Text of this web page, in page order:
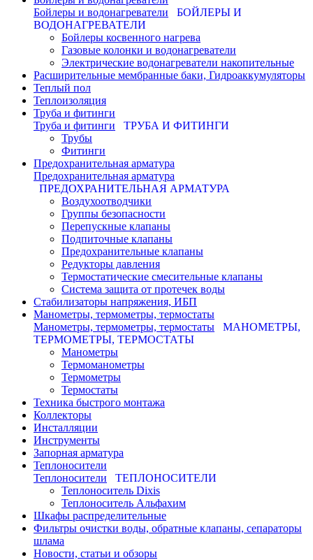
Бойлеры и водонагреватели
БОЙЛЕРЫ И
ВОДОНАГРЕВАТЕЛИ
Бойлеры косвенного нагрева
Газовые колонки и водонагреватели
Электрические водонагреватели накопительные
Расширительные мембранные баки, Гидроаккумуляторы
Теплый пол
Теплоизоляция
Труба и фитинги
Труба и фитинги
ТРУБА И ФИТИНГИ
Трубы
Фитинги
Предохранительная арматура
Предохранительная арматура
ПРЕДОХРАНИТЕЛЬНАЯ АРМАТУРА
Воздухоотводчики
Группы безопасности
Перепускные клапаны
Подпиточные клапаны
Предохранительные клапаны
Редукторы давления
Термостатические смесительные клапаны
Система защита от протечек воды
Стабилизаторы напряжения, ИБП
Манометры, термометры, термостаты
Манометры, термометры, термостаты
МАНОМЕТРЫ,
ТЕРМОМЕТРЫ, ТЕРМОСТАТЫ
Манометры
Термоманометры
Термометры
Термостаты
Техника быстрого монтажа
Коллекторы
Инсталляции
Инструменты
Запорная арматура
Теплоносители
Теплоносители
ТЕПЛОНОСИТЕЛИ
Теплоноситель Dixis
Теплоноситель Альфахим
Шкафы распределительные
Фильтры очистки воды, обратные клапаны, сепараторы
шлама
Новости, статьи и обзоры